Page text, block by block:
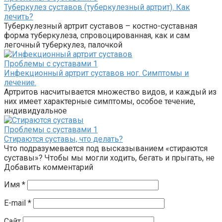
Туберкулез суставов (туберкулезный артрит). Как
лечить?
Туберкулезный артрит суставов – костно-суставная
форма туберкулеза, спровоцированная, как и сам
легочный туберкулез, палочкой
Проблемы с суставами 1
Инфекционный артрит суставов ног. Симптомы и
лечение.
Артритов насчитывается множество видов, и каждый из
них имеет характерные симптомы, особое течение,
индивидуальное
Проблемы с суставами 1
Стираются суставы, что делать?
Что подразумевается под высказыванием «стираются
суставы»? Чтобы мы могли ходить, бегать и прыгать, не
Добавить комментарий
Имя *
E-mail *